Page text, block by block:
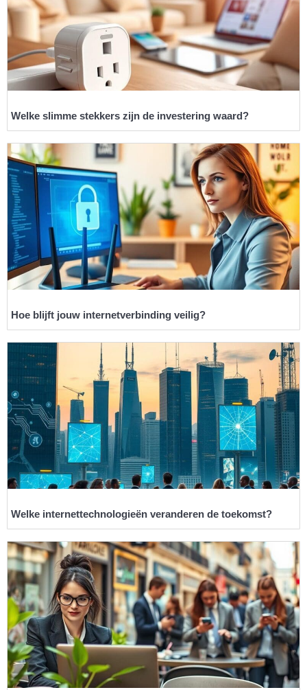
Welke slimme stekkers zijn de investering waard?
Hoe blijft jouw internetverbinding veilig?
Welke internettechnologieën veranderen de toekomst?